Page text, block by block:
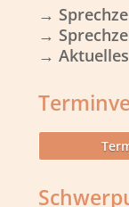
→
→
→ Aktuelles